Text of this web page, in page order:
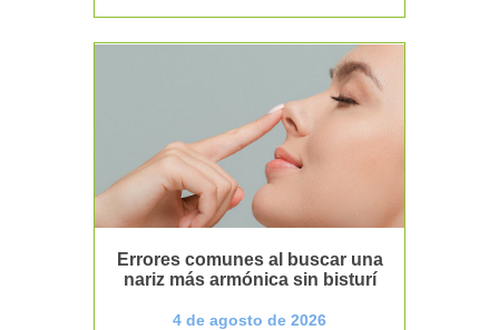
Errores comunes al buscar una
nariz más armónica sin bisturí
4 de agosto de 2026